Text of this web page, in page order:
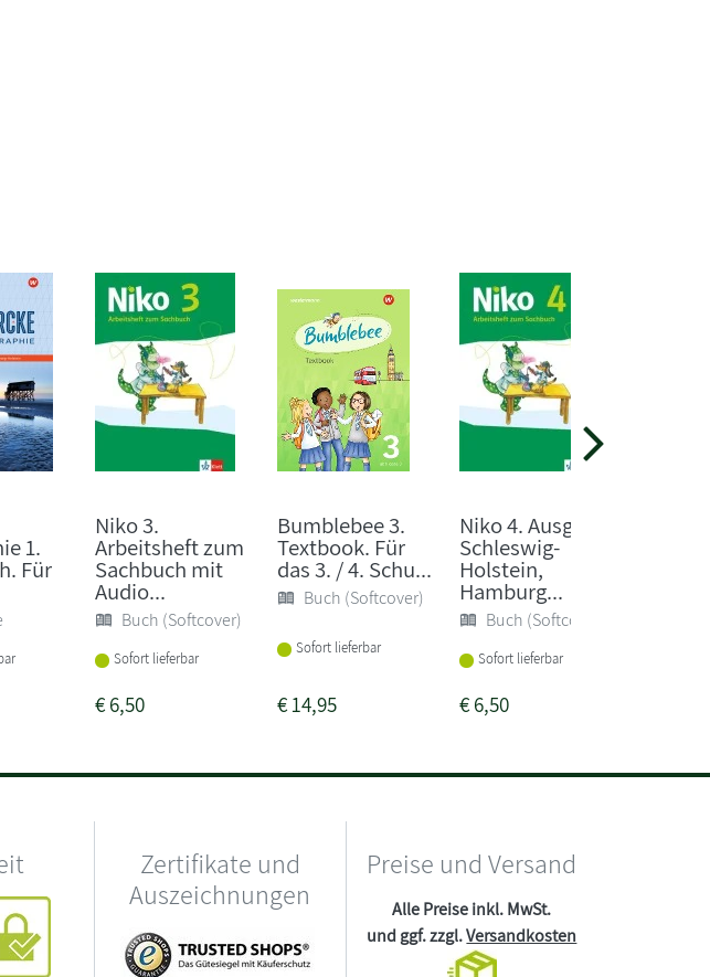
1.
Für
Niko 3.
Arbeitsheft zum
Sachbuch mit
Audio...
Buch (Softcover)
Sofort lieferbar
€6,50
Bumblebee 3.
Textbook. Für
das 3. / 4. Schu...
Buch (Softcover)
Sofort lieferbar
€14,95
Niko 4. Ausgabe
Schleswig-
Holstein,
Hamburg...
Buch (Softcover)
Sofort lieferbar
€6,50
Zertifikate und
Auszeichnungen
Preise und Versand
Alle Preise inkl. MwSt.
und ggf. zzgl.Versandkosten